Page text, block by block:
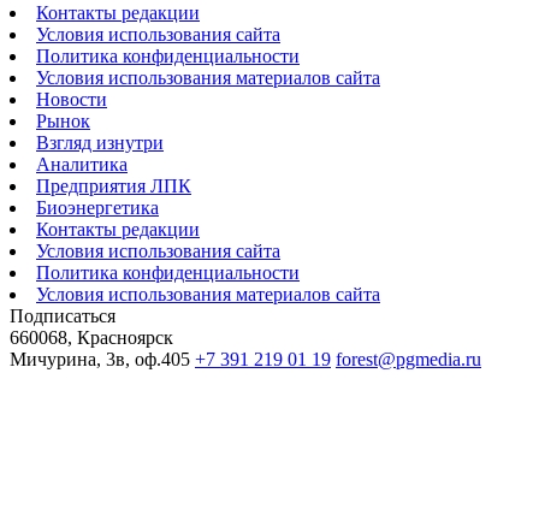
Контакты редакции
Условия использования сайта
Политика конфиденциальности
Условия использования материалов сайта
Новости
Рынок
Взгляд изнутри
Аналитика
Предприятия ЛПК
Биоэнергетика
Контакты редакции
Условия использования сайта
Политика конфиденциальности
Условия использования материалов сайта
Подписаться
660068, Красноярск
Мичурина, 3в, оф.405 +7 391 219 01 19 forest@pgmedia.ru